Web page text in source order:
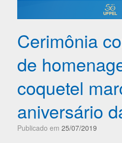
Cerimônia
de
coquetel
aniversário
Publicado em 25/07/2019